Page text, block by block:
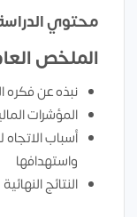
محتوي
الملخص
نبذه عن فكره
المؤشرات
أسباب
واستهدافها
النتائج